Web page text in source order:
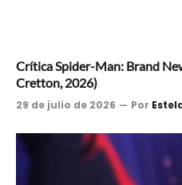
Crítica Spider-Man: Brand
Cretton, 2026)
29 de julio de 2026 Por